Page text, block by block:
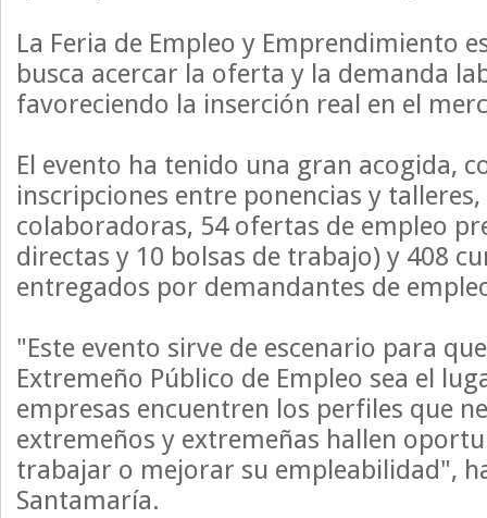
La Feria de Empleo y Emprendimiento
busca acercar la oferta y la demanda
favoreciendo la inserción real en el
El evento ha tenido una gran acogida,
inscripciones entre ponencias y
colaboradoras, 54 ofertas de empleo
directas y 10 bolsas de trabajo) y 408
entregados por demandantes de
"Este evento sirve de escenario para
Extremeño Público de Empleo sea el
empresas encuentren los perfiles que
extremeños y extremeñas hallen
trabajar o mejorar su empleabilidad",
Santamaría.